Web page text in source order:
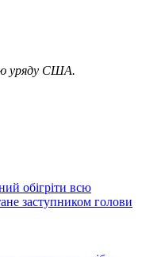
уряду США.
обігріти всю
заступником голови